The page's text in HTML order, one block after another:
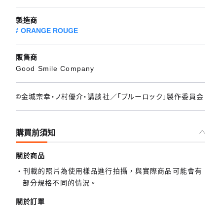
製造商
ORANGE ROUGE
販售商
Good Smile Company
©金城宗幸・ノ村優介・講談社／「ブルーロック」製作委員会
購買前須知
關於商品
刊載的照片為使用樣品進行拍攝，與實際商品可能會有
部分規格不同的情況。
關於訂單